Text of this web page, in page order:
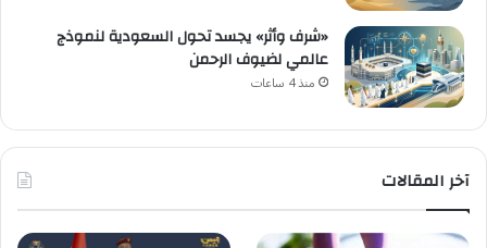
«شرف وأثر» يجسد تحول السعودية لنموذج
عالمي لضيوف الرحمن
منذ 4 ساعات
آخر المقالات